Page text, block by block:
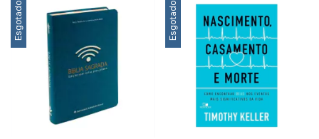
Esgotado Esgotado